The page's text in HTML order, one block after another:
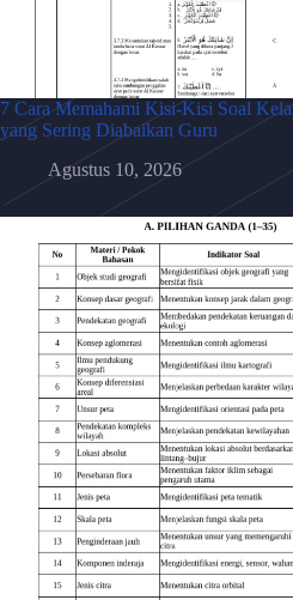
7 Cara Memahami Kisi-Kisi Soal
yang Sering Diabaikan Guru
Agustus 10, 2026